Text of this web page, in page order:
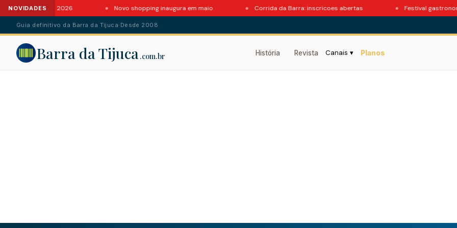
NOVIDADES
da Barra em 2026 Novo shopping inaugura em maio Corrida da Barra: inscricoes abertas Festival
Guia definitivo da Barra da Tijuca· Desde 2008
Barra da Tijuca .com.br História Revista Canais ▾ Planos